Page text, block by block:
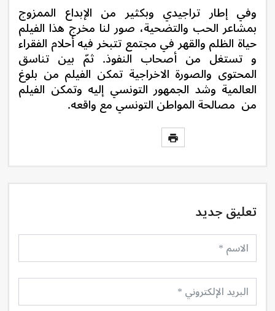
وفي إطار تراجيدي وبكثير من الإبداع الممزوج
بمشاعر الحب والتضحية، صور لنا مخرج هذا الفيلم
حياة الظلم والقهر في مجتمع تتبخر فيه أحلام الفقراء
و تستغل من أصحاب النفوذ. ثمّ بين تناسق
المحتوى والصورة الاخراجية تمكن الفيلم من بلوغ
العالمية وشد الجمهور التونسي إليه وتمكن الفيلم
من مصالحة المواطن التونسي مع واقعه.
تعليق جديد